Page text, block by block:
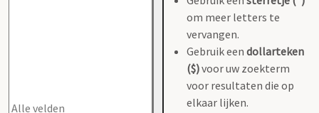
om meer letters te
vervangen.
Gebruik een dollarteken
($)voor uw zoekterm
voor resultaten die op
elkaar lijken.